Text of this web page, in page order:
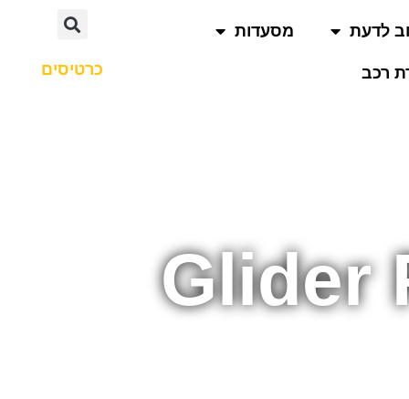
לדעת מסעדות
רכב כרטיסים